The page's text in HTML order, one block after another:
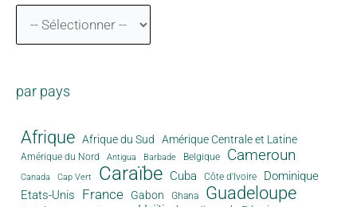
par pays
Afrique Afrique du Sud Amérique Centrale et Latine
Amérique du Nord Antigua Barbade Belgique Cameroun
Canada Cap Vert Caraïbe Cuba Côte d'Ivoire
Dominique
Etats-Unis
France Gabon Ghana Guadeloupe